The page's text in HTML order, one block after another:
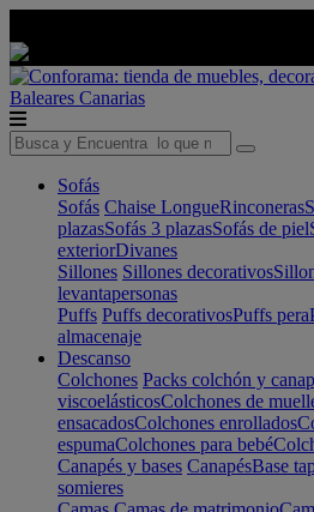
Baleares Canarias
Sofás
Sofás Chaise LongueRinconeras
plazasSofás 3 plazasSofás de piel
exteriorDivanes
Sillones Sillones decorativos
levantapersonas
Puffs Puffs decorativosPuffs pera
almacenaje
Descanso
Colchones Packs colchón y
viscoelásticosColchones de
ensacadosColchones enrollados
espumaColchones para bebé
Canapés y bases CanapésBase
somieres